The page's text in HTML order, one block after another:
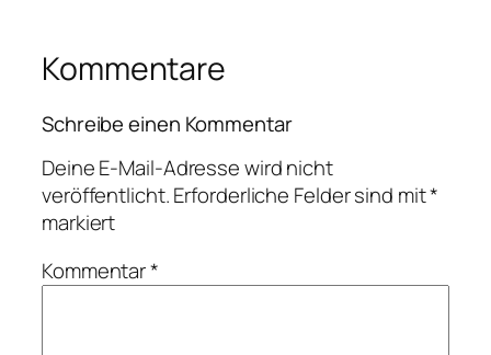
Kommentare
Schreibe einen Kommentar
Deine E-Mail-Adresse wird nicht
veröffentlicht.Erforderliche Felder sind mit*
markiert
Kommentar*